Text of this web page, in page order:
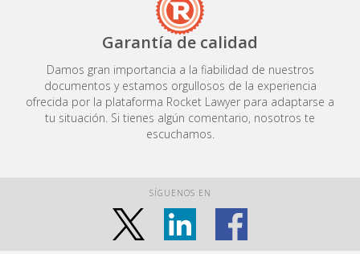
Garantía de calidad
Damos gran importancia a la fiabilidad de nuestros
documentos y estamos orgullosos de la experiencia
ofrecida por la plataforma Rocket Lawyer para adaptarse a
tu situación. Si tienes algún comentario, nosotros te
escuchamos.
SÍGUENOS EN